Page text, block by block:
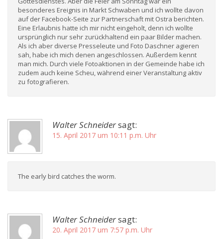
besonderes Ereignis in Markt Schwaben und ich wollte davon
auf der Facebook-Seite zur Partnerschaft mit Ostra berichten.
Eine Erlaubnis hatte ich mir nicht eingeholt, denn ich wollte
ursprünglich nur sehr zurückhaltend ein paar Bilder machen.
Als ich aber diverse Presseleute und Foto Daschner agieren
sah, habe ich mich denen angeschlossen. Außerdem kennt
man mich. Durch viele Fotoaktionen in der Gemeinde habe ich
zudem auch keine Scheu, während einer Veranstaltung aktiv
zu fotografieren.
Walter Schneidersagt:
15. April 2017 um 10:11 p.m. Uhr
The early bird catches the worm.
Walter Schneidersagt:
20. April 2017 um 7:57 p.m. Uhr